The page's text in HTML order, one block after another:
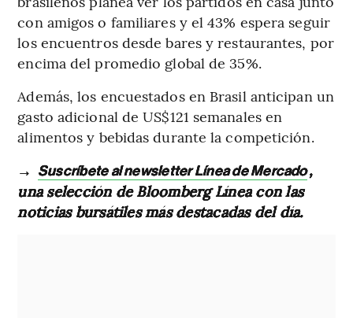
con amigos o familiares y el 43% espera seguir
los encuentros desde bares y restaurantes, por
encima del promedio global de 35%.
Además, los encuestados en Brasil anticipan un
gasto adicional de US$121 semanales en
alimentos y bebidas durante la competición.
→ Suscríbete al newsletter Línea de Mercado,
una selección de Bloomberg Línea con las
noticias bursátiles más destacadas del día.